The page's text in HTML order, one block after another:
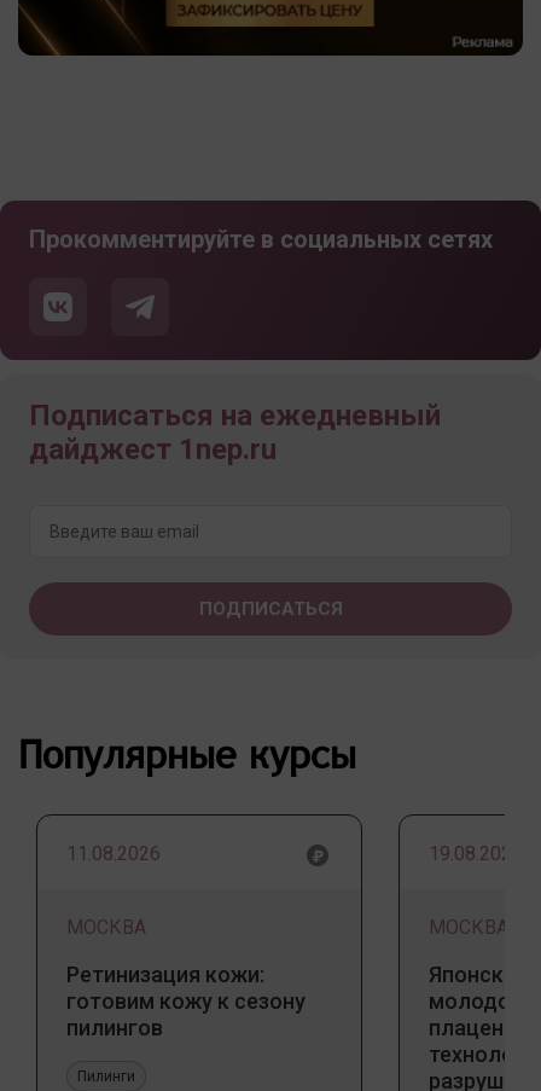
Прокомментируйте в социальных сетях
Подписаться на ежедневный
дайджест 1nep.ru
Популярные курсы
11.08.2026
МОСКВА
Ретинизация кожи:
готовим кожу к сезону
пилингов
Пилинги
19.08.2026
МОСКВА
Японский